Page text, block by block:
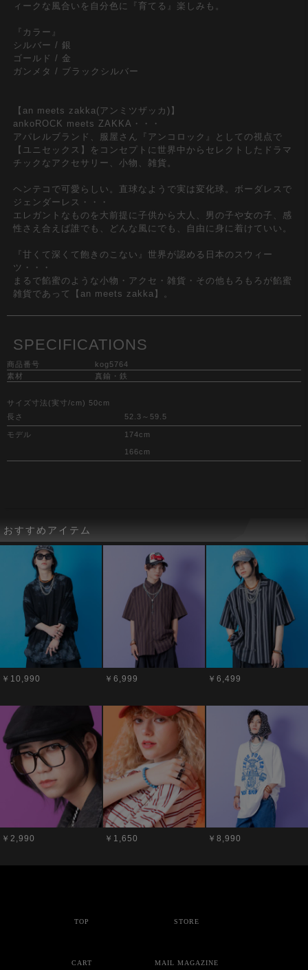
ィークな風合いを自分色に『育てる』楽しみも。
『カラー』
シルバー / 銀
ゴールド / 金
ガンメタ / ブラックシルバー
【an meets zakka(アンミツザッカ)】
ankoROCK meets ZAKKA・・・
アパレルブランド、服屋さん『アンコロック』としての視点で
【ユニセックス】をコンセプトに世界中からセレクトしたドラマ
チックなアクセサリー、小物、雑貨。
ヘンテコで可愛らしい。直球なようで実は変化球。ボーダレスで
ジェンダーレス・・・
エレガントなものを大前提に子供から大人、男の子や女の子、感
性さえ合えば誰でも、どんな風にでも、自由に身に着けていい。
『甘くて深くて飽きのこない』世界が認める日本のスウィー
ツ・・・
まるで餡蜜のような小物・アクセ・雑貨・その他もろもろが餡蜜
雑貨であって【an meets zakka】。
SPECIFICATIONS
商品番号
kog5764
素材
真鍮・鉄
サイズ寸法(実寸/cm) 50cm
長さ
52.3～59.5
モデル 174cm
166cm
おすすめアイテム
￥10,990 ￥6,999 ￥6,499
￥2,990 ￥1,650 ￥8,990
TOP STORE
CART MAIL MAGAZINE